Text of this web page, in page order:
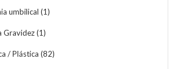
umbilical (1)
Gravidez(1)
/ Plástica (82)